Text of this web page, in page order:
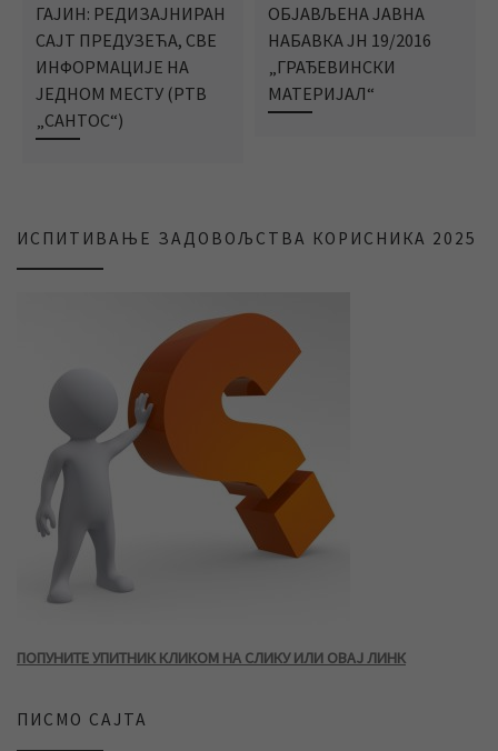
ГАЈИН: РЕДИЗАЈНИРАН
САЈТ ПРЕДУЗЕЋА, СВЕ
ИНФОРМАЦИЈЕ НА
ЈЕДНОМ МЕСТУ (РТВ
„САНТОС“)
ОБЈАВЉЕНА ЈАВНА
НАБАВКА ЈН 19/2016
„ГРАЂЕВИНСКИ
МАТЕРИЈАЛ“
ИСПИТИВАЊЕ ЗАДОВОЉСТВА КОРИСНИКА 2025
ПОПУНИТЕ УПИТНИК КЛИКОМ НА СЛИКУ ИЛИ ОВАЈ ЛИНК
ПИСМО САЈТА